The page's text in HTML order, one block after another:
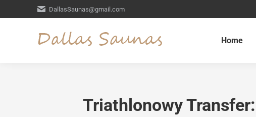
DallasSaunas@gmail.com
Home
Triathlonowy